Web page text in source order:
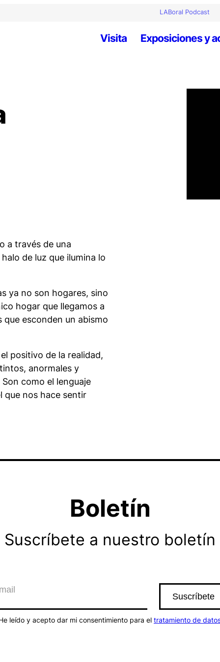
LABoral Podcast
Visita Exposiciones y
a través de una
de luz que ilumina lo
ya no son hogares, sino
hogar que llegamos a
esconden un abismo
positivo de la realidad,
anormales y
como el lenguaje
que nos hace sentir
Boletín
Suscríbete a nuestro boletín
leído y acepto dar mi consentimiento para el tratamiento de